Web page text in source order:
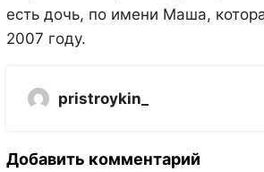
есть дочь, по имени Маша,
2007 году.
pristroykin_
Добавить комментарий